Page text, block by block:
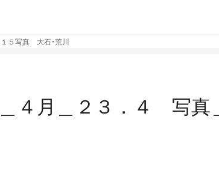
５写真 大石・荒川
４月＿２３．４ 写真＿